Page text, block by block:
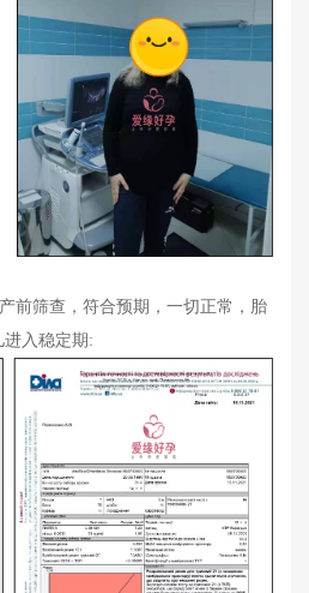
前筛查，符合预期，一切正常，胎
进入稳定期: